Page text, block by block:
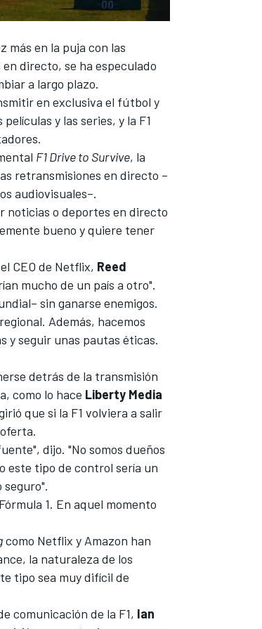
más en la puja con las
directo, se ha especulado
a largo plazo.
en exclusiva el fútbol y
y las series, y la F1
F1 Drive to Survive, la
retransmisiones en directo –
audiovisuales–.
noticias o deportes en directo
bueno y quiere tener
CEO de Netflix, Reed
mucho de un país a otro".
sin ganarse enemigos.
Además, hacemos
y seguir unas pautas éticas.
detrás de la transmisión
como lo hace Liberty Media
que si la F1 volviera a salir
dijo. "No somos dueños
este tipo de control sería un
1. En aquel momento
como Netflix y Amazon han
la naturaleza de los
tipo sea muy difícil de
comunicación de la F1, Ian